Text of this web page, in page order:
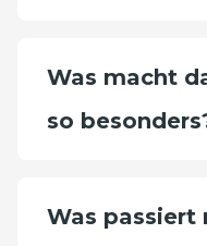
Was macht
so
Was passiert